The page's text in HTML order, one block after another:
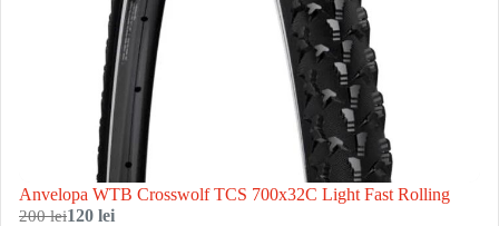
Anvelopa WTB Crosswolf TCS 700x32C Light Fast Rolling
200 lei120 lei